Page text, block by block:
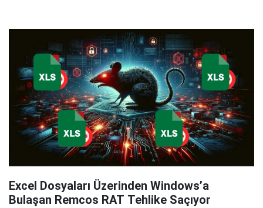
Excel Dosyaları Üzerinden Windows’a
Bulaşan Remcos RAT Tehlike Saçıyor